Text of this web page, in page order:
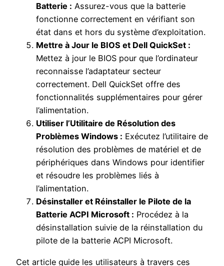
Batterie : Assurez-vous que la batterie
fonctionne correctement en vérifiant son
état dans et hors du système d’exploitation.
Mettre à Jour le BIOS et Dell QuickSet :
Mettez à jour le BIOS pour que l’ordinateur
reconnaisse l’adaptateur secteur
correctement. Dell QuickSet offre des
fonctionnalités supplémentaires pour gérer
l’alimentation.
Utiliser l’Utilitaire de Résolution des
Problèmes Windows : Exécutez l’utilitaire de
résolution des problèmes de matériel et de
périphériques dans Windows pour identifier
et résoudre les problèmes liés à
l’alimentation.
Désinstaller et Réinstaller le Pilote de la
Batterie ACPI Microsoft : Procédez à la
désinstallation suivie de la réinstallation du
pilote de la batterie ACPI Microsoft.
Cet article guide les utilisateurs à travers ces